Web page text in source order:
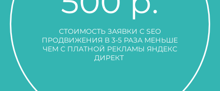
СТОИМОСТЬ ЗАЯВКИ С SEO
ПРОДВИЖЕНИЯ В 3-5 РАЗА МЕНЬШЕ
ЧЕМ С ПЛАТНОЙ РЕКЛАМЫ ЯНДЕКС
ДИРЕКТ